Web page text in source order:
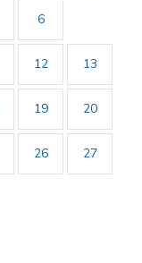
6
12 13
19 20
26 27